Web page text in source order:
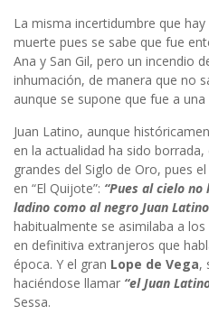
La misma incertidumbre que
muerte pues se sabe que fue
Ana y San Gil, pero un incendio
inhumación, de manera que no
aunque se supone que fue a una
Juan Latino, aunque
en la actualidad ha sido
grandes del Siglo de Oro, pues
en “El Quijote”: “Pues al cielo
ladino como al negro Juan
habitualmente se asimilaba a
en definitiva extranjeros que
época. Y el gran Lope de Vega,
haciéndose llamar “el Juan
Sessa.